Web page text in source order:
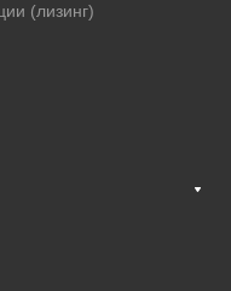
(лизинг)